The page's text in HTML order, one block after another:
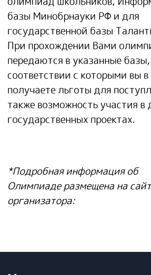
базы Минобрнауки РФ и для
государственной базы
При прохождении Вами
передаются в указанные
соответствии с которыми вы
получаете льготы для
также возможность участия в
государственных проектах.
*Подробная информация об
Олимпиаде размещена на
организатора: